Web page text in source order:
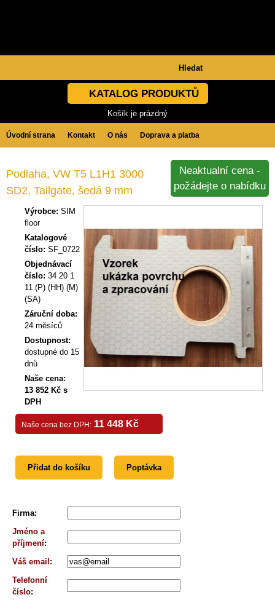
KATALOG PRODUKTŮ
Košík je prázdný
Úvodní strana Kontakt O nás Doprava a platba
Podlaha, VW T5 L1H1 3000
SD2, Tailgate, šedá 9 mm
Výrobce: SIM
floor
Katalogové
číslo: SF_0722
Objednávací
číslo: 34 20 1
11 (P) (HH) (M)
(SA)
Záruční doba:
24 měsíců
Dostupnost:
dostupné do 15
dnů
Naše cena:
13 852 Kč s
DPH
Naše cena bez DPH: 11 448 Kč
Neaktualní cena -
požádejte o nabídku
Přidat do košíku Poptávka
Firma:
Jméno a
příjmení:
Váš email :
Telefonní
číslo: